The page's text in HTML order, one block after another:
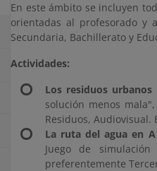
En este ámbito se incluyen
orientadas al profesorado y
Secundaria, Bachillerato y
Actividades:
Los residuos
solución menos
Residuos, Audiovisual.
La ruta del aguaen
Juego de
preferentemente